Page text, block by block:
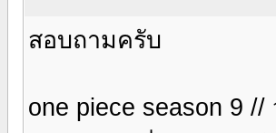
สอบถามครับ
one piece season 9